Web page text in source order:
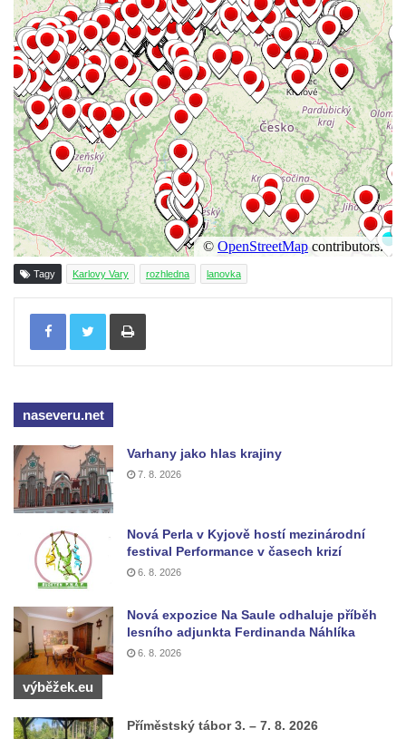
Tagy Karlovy Vary rozhledna lanovka
Tisknout
naseveru.net
Varhany jako hlas krajiny
7. 8. 2026
Nová Perla v Kyjově hostí mezinárodní
festival Performance v časech krizí
6. 8. 2026
Nová expozice Na Saule odhaluje příběh
lesního adjunkta Ferdinanda Náhlíka
6. 8. 2026
výběžek.eu
Příměstský tábor 3. – 7. 8. 2026